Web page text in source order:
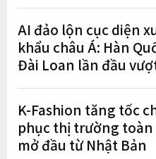
cư"
AI đảo lộn cục diện
khẩu châu Á: Hàn
Đài Loan lần đầu
K-Fashion tăng tốc
phục thị trường toàn
mở đầu từ Nhật Bản